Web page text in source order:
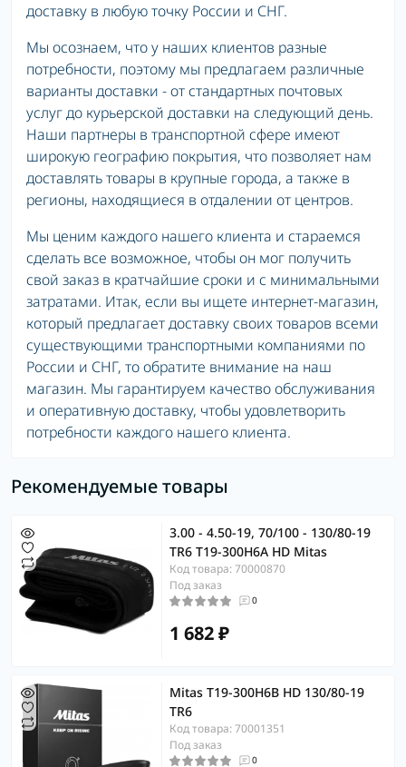
доставку в любую точку России и СНГ.
Мы осознаем, что у наших клиентов разные
потребности, поэтому мы предлагаем различные
варианты доставки - от стандартных почтовых
услуг до курьерской доставки на следующий день.
Наши партнеры в транспортной сфере имеют
широкую географию покрытия, что позволяет нам
доставлять товары в крупные города, а также в
регионы, находящиеся в отдалении от центров.
Мы ценим каждого нашего клиента и стараемся
сделать все возможное, чтобы он мог получить
свой заказ в кратчайшие сроки и с минимальными
затратами. Итак, если вы ищете интернет-магазин,
который предлагает доставку своих товаров всеми
существующими транспортными компаниями по
России и СНГ, то обратите внимание на наш
магазин. Мы гарантируем качество обслуживания
и оперативную доставку, чтобы удовлетворить
потребности каждого нашего клиента.
Рекомендуемые товары
3.00 - 4.50-19, 70/100 - 130/80-19
TR6 T19-300H6A HD Mitas
Код товара: 70000870
Под заказ
0
1 682 ₽
Mitas T19-300H6B HD 130/80-19
TR6
Код товара: 70001351
Под заказ
0